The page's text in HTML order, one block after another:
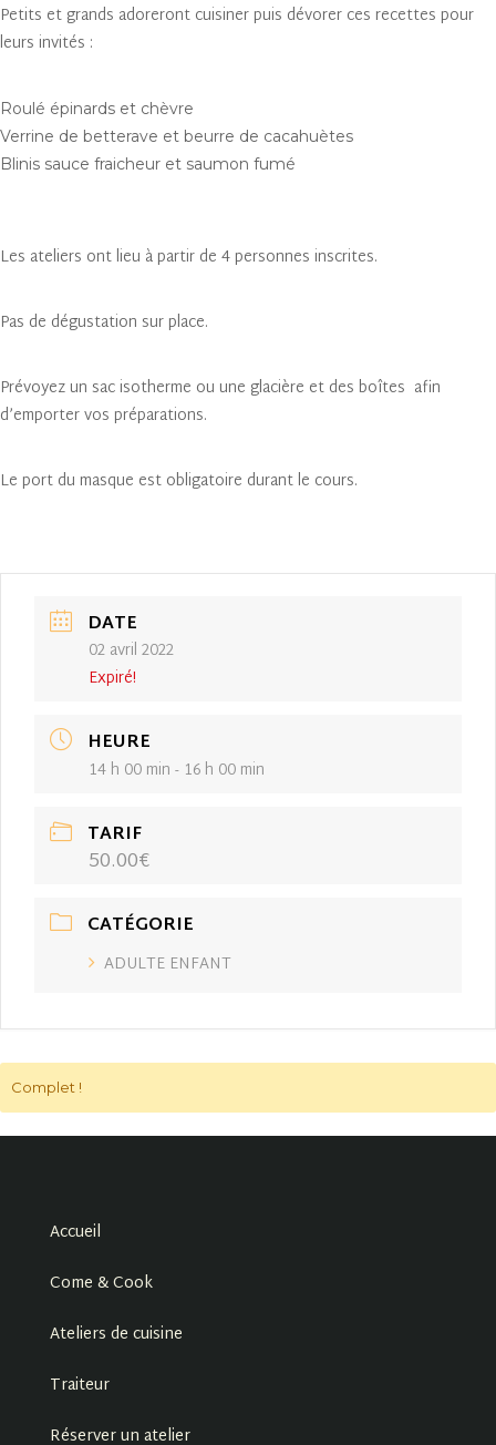
Petits et grands adoreront cuisiner puis dévorer ces recettes pour
leurs invités :
Roulé épinards et chèvre
Verrine de betterave et beurre de cacahuètes
Blinis sauce fraicheur et saumon fumé
Les ateliers ont lieu à partir de 4 personnes inscrites.
Pas de dégustation sur place.
Prévoyez un sac isotherme ou une glacière et des boîtes afin
d’emporter vos préparations.
Le port du masque est obligatoire durant le cours.
DATE
02 avril 2022
Expiré!
HEURE
14 h 00 min - 16 h 00 min
TARIF
50.00€
CATÉGORIE
ADULTE ENFANT
Complet !
Accueil
Come & Cook
Ateliers de cuisine
Traiteur
Réserver un atelier